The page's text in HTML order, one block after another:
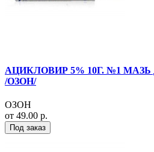
АЦИКЛОВИР 5% 10Г. №1
/ОЗОН/
ОЗОН
от 49.00 р.
Под заказ